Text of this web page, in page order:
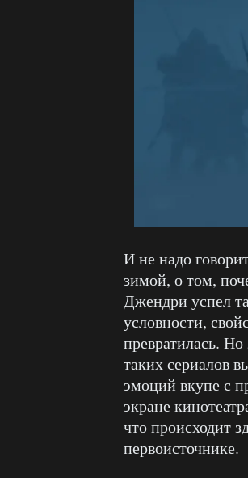
И не надо
зимой, о том,
Джендри успел
условности,
превратилась.
таких сериалов
эмоций вкупе с
экране
что происходит
первоисточнике.